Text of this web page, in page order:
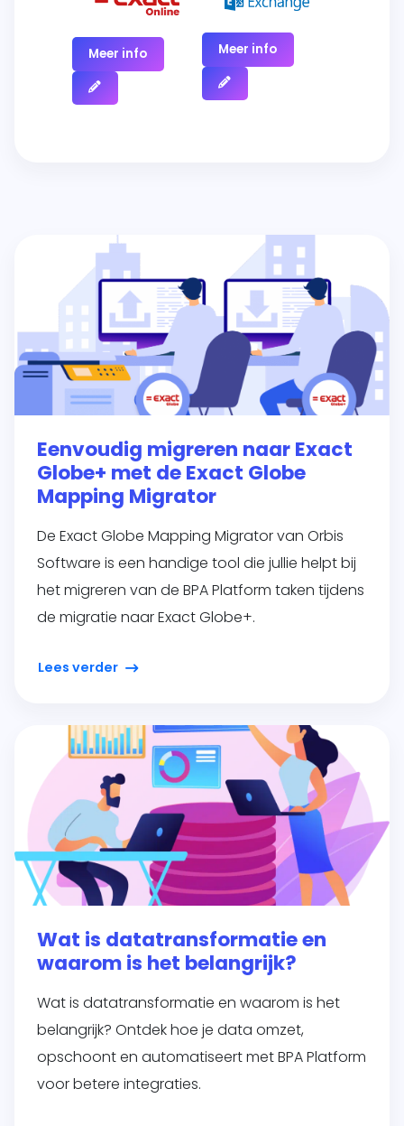
Meer info Meer info
Eenvoudig migreren naar Exact
Globe+ met de Exact Globe
Mapping Migrator
De Exact Globe Mapping Migrator van Orbis
Software is een handige tool die jullie helpt bij
het migreren van de BPA Platform taken tijdens
de migratie naar Exact Globe+.
Lees verder
Wat is datatransformatie en
waarom is het belangrijk?
Wat is datatransformatie en waarom is het
belangrijk? Ontdek hoe je data omzet,
opschoont en automatiseert met BPA Platform
voor betere integraties.